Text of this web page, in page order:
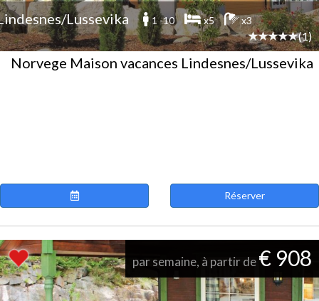
Lussevika 1 -10 x5 x3
(1)
Norvege Maison vacances Lindesnes/Lussevika
Réserver
par semaine, à partir de€ 908